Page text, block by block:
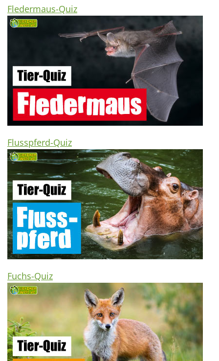
Fledermaus-Quiz
Flusspferd-Quiz
Fuchs-Quiz